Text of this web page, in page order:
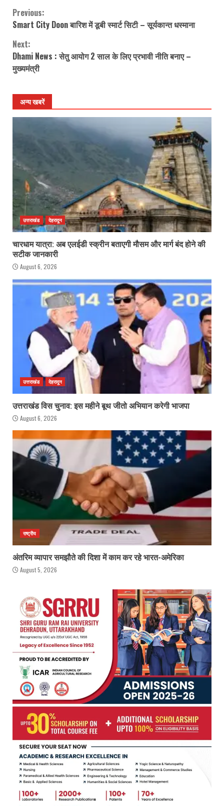
Continue
Reading
Previous:
Smart City Doon बारिश में डूबी स्मार्ट सिटी – सूर्यकान्त धस्माना
Next:
Dhami News : सेतु आयोग 2 साल के लिए प्रभावी नीति बनाए –
मुख्यमंत्री
अन्य खबरें
उत्तराखंड देहरादून
चारधाम यात्रा: अब एलईडी स्क्रीन बताएगी मौसम और मार्ग बंद होने की
सटीक जानकारी
August 6, 2026
उत्तराखंड देहरादून
उत्तराखंड विस चुनाव: इस महीने बूथ जीतो अभियान करेगी भाजपा
August 6, 2026
राष्ट्रीय
अंतरिम व्यापार समझौते की दिशा में काम कर रहे भारत-अमेरिका
August 5, 2026